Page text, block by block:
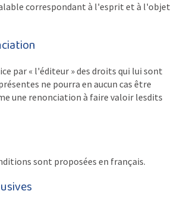
correspondant à l'esprit et à l'objet
par « l'éditeur » des droits qui lui sont
ne pourra en aucun cas être
une renonciation à faire valoir lesdits
sont proposées en français.